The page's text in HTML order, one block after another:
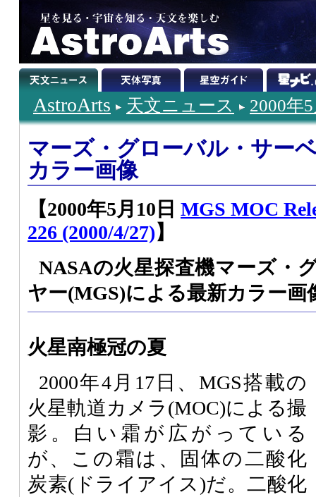
AstroArts 天文ニュース 2000年
マーズ・グローバル・サー
カラー画像
【2000年5月10日 MGS MOC
226 (2000/4/27)】
NASAの火星探査機マーズ・
ヤー(MGS)による最新カラー画
火星南極冠の夏
2000年4月17日、MGS搭載の
火星軌道カメラ(MOC)による撮
影。白い霜が広がっている
が、この霜は、固体の二酸化
炭素(ドライアイス)だ。二酸化